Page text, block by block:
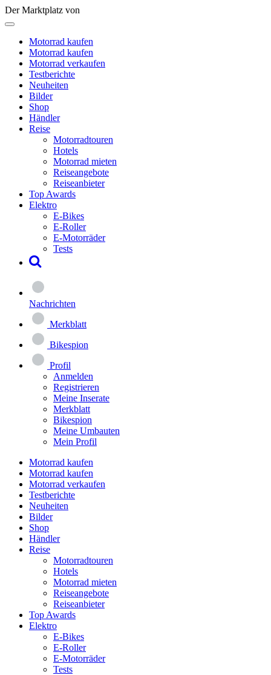
Der Marktplatz von
Motorrad kaufen
Motorrad kaufen
Motorrad verkaufen
Testberichte
Neuheiten
Bilder
Shop
Händler
Reise
Motorradtouren
Hotels
Motorrad mieten
Reiseangebote
Reiseanbieter
Top Awards
Elektro
E-Bikes
E-Roller
E-Motorräder
Tests
Nachrichten
Merkblatt
Bikespion
Profil
Anmelden
Registrieren
Meine Inserate
Merkblatt
Bikespion
Meine Umbauten
Mein Profil
Motorrad kaufen
Motorrad kaufen
Motorrad verkaufen
Testberichte
Neuheiten
Bilder
Shop
Händler
Reise
Motorradtouren
Hotels
Motorrad mieten
Reiseangebote
Reiseanbieter
Top Awards
Elektro
E-Bikes
E-Roller
E-Motorräder
Tests